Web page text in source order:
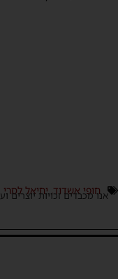
חופי אשדוד,יחיאל לסרי
אנו מכבדים זכויות יוצרים